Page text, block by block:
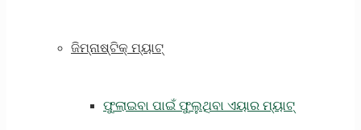
ଜିମ୍ନାଷ୍ଟିକ୍ ମ୍ୟାଟ୍
ଫୁଲାଇବା ପାଇଁ ଫୁଲୁଥିବା ଏୟାର ମ୍ୟାଟ୍